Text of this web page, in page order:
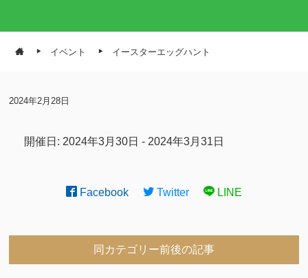
イベント イースターエッグハント
2024年2月28日
開催日: 2024年3月30日 - 2024年3月31日
Facebook Twitter LINE
同カテゴリー前後の記事